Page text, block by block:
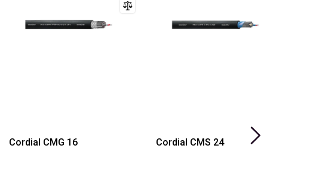
Cordial CMG 16 Cordial CMS 24